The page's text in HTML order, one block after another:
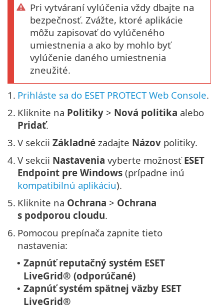
Pri vytváraní vylúčenia vždy dbajte na
bezpečnosť. Zvážte, ktoré aplikácie
môžu zapisovať do vylúčeného
umiestnenia a ako by mohlo byť
vylúčenie daného umiestnenia
zneužité.
1. Prihláste sa do ESET PROTECT Web Console.
2. Kliknite na Politiky > Nová politika alebo
Pridať.
3. V sekcii Základné zadajte Názov politiky.
4. V sekcii Nastavenia vyberte možnosťESET
Endpoint pre Windows (prípadne inú
kompatibilnú aplikáciu).
5. Kliknite na Ochrana > Ochrana
s podporou cloudu.
6. Pomocou prepínača zapnite tieto
nastavenia:
• Zapnúť reputačný systém ESET
LiveGrid® (odporúčané)
• Zapnúť systém spätnej väzby ESET
LiveGrid®